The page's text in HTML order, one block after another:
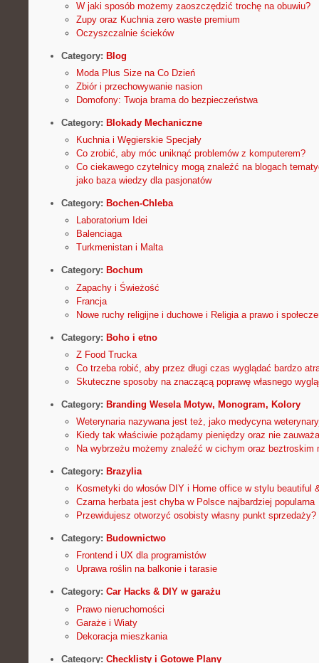
W jaki sposób możemy zaoszczędzić trochę na obuwiu?
Zupy oraz Kuchnia zero waste premium
Oczyszczalnie ścieków
Category: Blog
Moda Plus Size na Co Dzień
Zbiór i przechowywanie nasion
Domofony: Twoja brama do bezpieczeństwa
Category: Blokady Mechaniczne
Kuchnia i Węgierskie Specjały
Co zrobić, aby móc uniknąć problemów z komputerem?
Co ciekawego czytelnicy mogą znaleźć na blogach
jako baza wiedzy dla pasjonatów
Category: Bochen-Chleba
Laboratorium Idei
Balenciaga
Turkmenistan i Malta
Category: Bochum
Zapachy i Świeżość
Francja
Nowe ruchy religijne i duchowe i Religia a prawo i
Category: Boho i etno
Z Food Trucka
Co trzeba robić, aby przez długi czas wyglądać bardzo
Skuteczne sposoby na znaczącą poprawę własnego
Category: Branding Wesela Motyw, Monogram, Kolory
Weterynaria nazywana jest też, jako medycyna
Kiedy tak właściwie pożądamy pieniędzy oraz nie
Na wybrzeżu możemy znaleźć w cichym oraz beztroskim
Category: Brazylia
Kosmetyki do włosów DIY i Home office w stylu beautiful
Czarna herbata jest chyba w Polsce najbardziej popularna
Przewidujesz otworzyć osobisty własny punkt sprzedaży?
Category: Budownictwo
Frontend i UX dla programistów
Uprawa roślin na balkonie i tarasie
Category: Car Hacks & DIY w garażu
Prawo nieruchomości
Garaże i Wiaty
Dekoracja mieszkania
Category: Checklisty i Gotowe Plany